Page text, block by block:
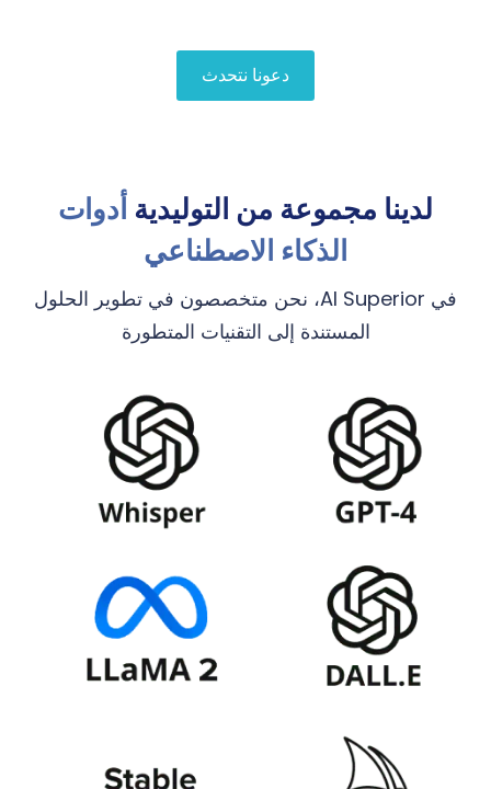
دعونا نتحدث
لدينا مجموعة من التوليديةأدوات
الذكاء الاصطناعي
في AI Superior، نحن متخصصون في تطوير الحلول
المستندة إلى التقنيات المتطورة